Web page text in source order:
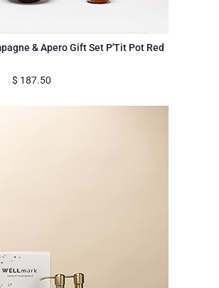
& Apero Gift Set P'Tit Pot Red
$ 187.50